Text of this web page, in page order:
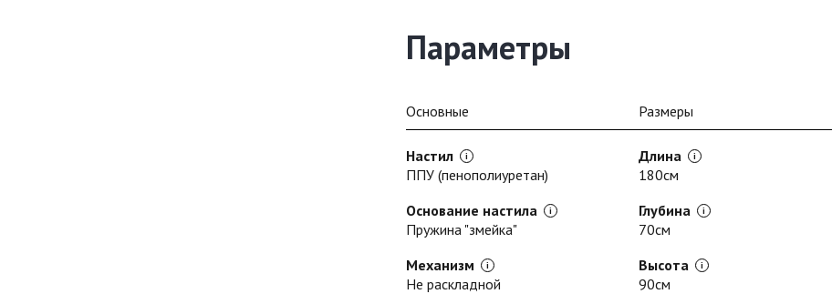
Параметры
Основные Размеры
Настил
ППУ (пенополиуретан)
Основание настила
Пружина "змейка"
Механизм
Не раскладной
Длина
180см
Глубина
70см
Высота
90см